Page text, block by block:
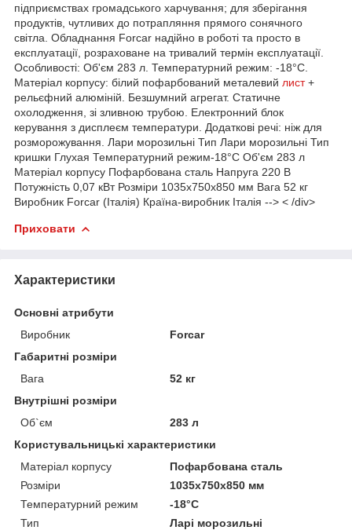
підприємствах громадського харчування; для зберігання
продуктів, чутливих до потрапляння прямого сонячного
світла. Обладнання Forcar надійно в роботі та просто в
експлуатації, розраховане на тривалий термін експлуатації.
Особливості: Об'єм 283 л. Температурний режим: -18°С.
Матеріал корпусу: білий пофарбований металевий лист+
рельєфний алюміній. Безшумний агрегат. Статичне
охолодження, зі зливною трубою. Електронний блок
керування з дисплеєм температури. Додаткові речі: ніж для
розморожування. Лари морозильні Тип Лари морозильні Тип
кришки Глухая Температурний режим-18°С Об'єм 283 л
Матеріал корпусу Пофарбована сталь Напруга 220 В
Потужність 0,07 кВт Розміри 1035х750х850 мм Вага 52 кг
Виробник Forcar (Італія) Країна-виробник Італія --> < /div>
Приховати
Характеристики
Основні атрибути
Виробник
Forcar
Габаритні розміри
Вага
52 кг
Внутрішні розміри
Об`єм
283 л
Користувальницькі характеристики
Матеріал корпусу
Пофарбована сталь
Розміри
1035х750х850 мм
Температурний режим
-18°С
Тип
Ларі морозильні